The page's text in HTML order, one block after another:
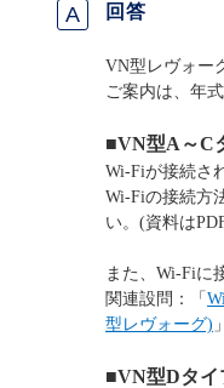
回答
VN型レヴォー
ご案内は、年
■VN型A～C
Wi-Fiが接続さ
Wi-Fiの接続方
い。(資料は
また、Wi-Fiに
関連設問：「
型レヴォーグ)
■VN型Dタイ